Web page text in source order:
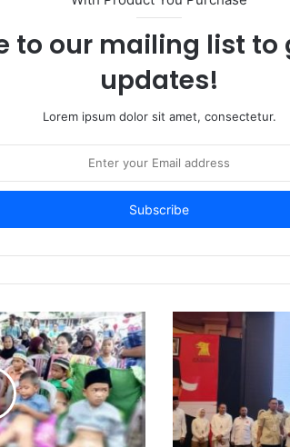
to our mailing list to
updates!
Lorem ipsum dolor sit amet, consectetur.